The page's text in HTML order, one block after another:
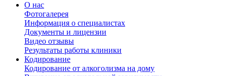
О нас
Фотогалерея
Информация о специалистах
Документы и лицензии
Видео отзывы
Результаты работы клиники
Кодирование
Кодирование от алкоголизма на дому